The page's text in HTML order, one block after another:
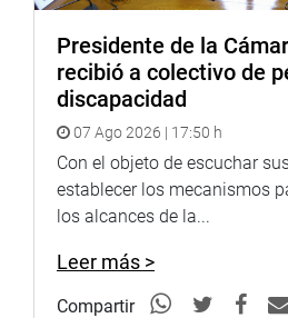
colegas profesionales.
AGENDA
“Este es un tema que se
nos preocupa sobremanera”,
Comisión, legislador Juan
se había tomado la decisión de
personas por considerar que era
escucharlos y conocer sus
como la concertación de precios,
Presidente de la
recibió a colectivo de
discapacidad
07 Ago 2026 | 17:50 h
Con el objeto de escuchar
establecer los mecanismos
los alcances de la...
Leer más >
Compartir